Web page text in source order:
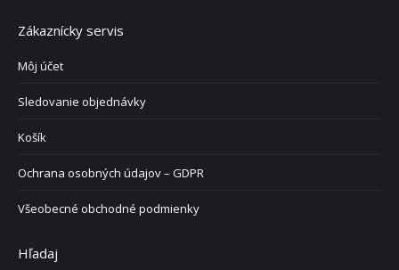
Zákaznícky servis
Môj účet
Sledovanie objednávky
Košík
Ochrana osobných údajov – GDPR
Všeobecné obchodné podmienky
Hľadaj